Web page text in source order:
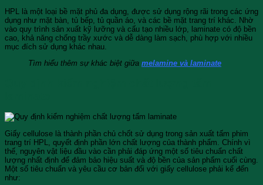
HPL là một loại bề mặt phủ đa dụng, được sử dụng rộng rãi trong các ứng
dụng như mặt bàn, tủ bếp, tủ quần áo, và các bề mặt trang trí khác. Nhờ
vào quy trình sản xuất kỹ lưỡng và cấu tạo nhiều lớp, laminate có độ bền
cao, khả năng chống trầy xước và dễ dàng làm sạch, phù hợp với nhiều
mục đích sử dụng khác nhau.
Tìm hiểu thêm sự khác biệt giữa melamine và laminate
Giấy cellulose là thành phần chủ chốt sử dụng trong sản xuất tấm phim
trang trí HPL, quyết định phần lớn chất lượng của thành phẩm. Chính vì
thế, nguyên vật liệu đầu vào cần phải đáp ứng một số tiêu chuẩn chất
lượng nhất định để đảm bảo hiệu suất và độ bền của sản phẩm cuối cùng.
Một số tiêu chuẩn và yêu cầu cơ bản đối với giấy cellulose phải kể đến
như: